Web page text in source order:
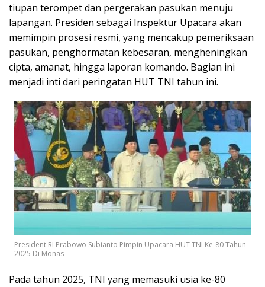
tiupan terompet dan pergerakan pasukan menuju
lapangan. Presiden sebagai Inspektur Upacara akan
memimpin prosesi resmi, yang mencakup pemeriksaan
pasukan, penghormatan kebesaran, mengheningkan
cipta, amanat, hingga laporan komando. Bagian ini
menjadi inti dari peringatan HUT TNI tahun ini.
President RI Prabowo Subianto Pimpin Upacara HUT TNI Ke-80 Tahun
2025 Di Monas
Pada tahun 2025, TNI yang memasuki usia ke-80